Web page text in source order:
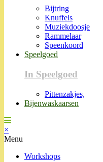
Bijtring
Knuffels
Muziekdoosje
Rammelaar
Speenkoord
Speelgoed
In Speelgoed
Pittenzakjes,
Bijenwaskaarsen
×
Menu
Workshops